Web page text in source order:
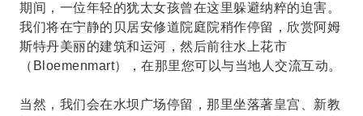
期间，一位年轻的犹太女孩曾在这里躲避纳粹的迫害。
我们将在宁静的贝居安修道院庭院稍作停留，欣赏阿姆
斯特丹美丽的建筑和运河，然后前往水上花市
（Bloemenmart），在那里您可以与当地人交流互动。
当然，我们会在水坝广场停留，那里坐落著皇宫、新教